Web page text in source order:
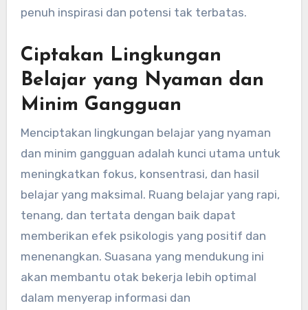
penuh inspirasi dan potensi tak terbatas.
Ciptakan Lingkungan
Belajar yang Nyaman dan
Minim Gangguan
Menciptakan lingkungan belajar yang nyaman
dan minim gangguan adalah kunci utama untuk
meningkatkan fokus, konsentrasi, dan hasil
belajar yang maksimal. Ruang belajar yang rapi,
tenang, dan tertata dengan baik dapat
memberikan efek psikologis yang positif dan
menenangkan. Suasana yang mendukung ini
akan membantu otak bekerja lebih optimal
dalam menyerap informasi dan